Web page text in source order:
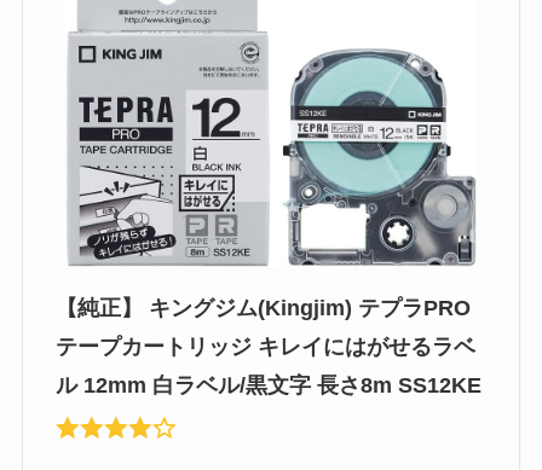
【純正】 キングジム(Kingjim) テプラPRO
テープカートリッジ キレイにはがせるラベ
ル 12mm 白ラベル/黒文字 長さ8m SS12KE